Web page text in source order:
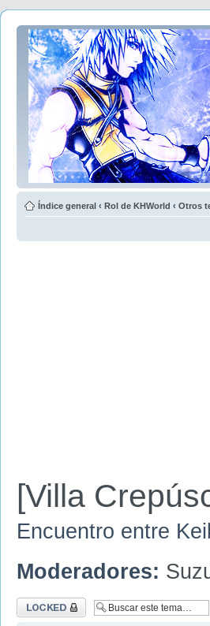
Índice general ‹ Rol de KHWorld ‹ Otros
[Villa
Encuentro entre
Moderadores:
Tema cerrado